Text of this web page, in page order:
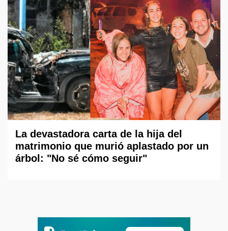
La devastadora carta de la hija del
matrimonio que murió aplastado por un
árbol: "No sé cómo seguir"